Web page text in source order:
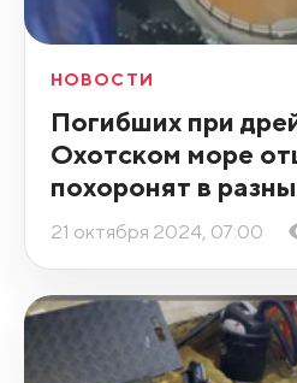
НОВОСТИ
Погибших при
Охотском море
похоронят в
21 октября 2024, 07:00